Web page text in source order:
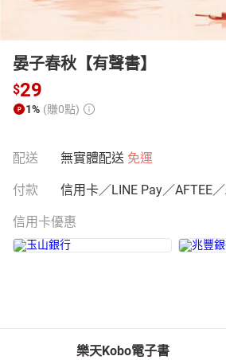
晏子春秋【有聲書】
$29
1% (賺0點)
配送 無實體配送 免運
付款 信用卡／LINE Pay／AFTEE
信用卡優惠
樂天Kobo電子書